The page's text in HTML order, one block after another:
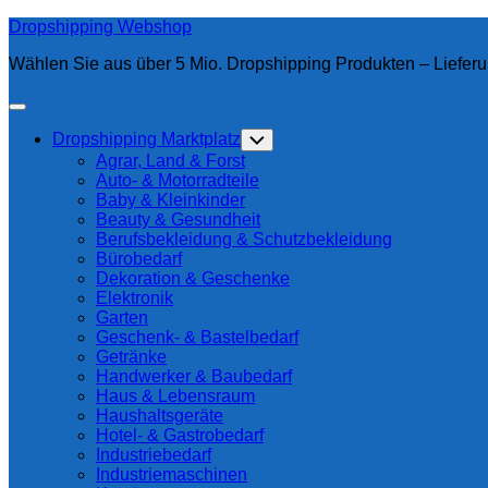
Skip
content
Dropshipping Webshop
Wählen Sie aus über 5 Mio. Dropshipping Produkten –
Expand
Current
Page
Parent
Dropshipping Marktplatz Toggle
Child
Agrar, Land & Forst
Auto- & Motorradteile
Baby & Kleinkinder
Beauty & Gesundheit
Berufsbekleidung & Schutzbekleidung
Bürobedarf
Dekoration & Geschenke
Elektronik
Garten
Geschenk- & Bastelbedarf
Getränke
Handwerker & Baubedarf
Haus & Lebensraum
Haushaltsgeräte
Hotel- & Gastrobedarf
Industriebedarf
Industriemaschinen